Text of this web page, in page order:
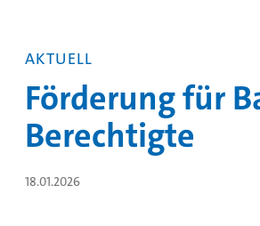
AKTUELL
Förderung für
Berechtigte
18.01.2026